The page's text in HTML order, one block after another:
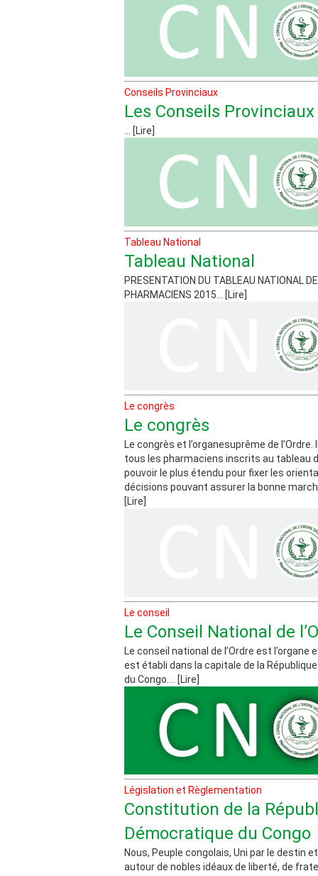
Conseils Provinciaux
Les Conseils Provinciaux
... [Lire]
Tableau National
Tableau National
PRESENTATION DU TABLEAU NATIONAL
PHARMACIENS 2015... [Lire]
Le congrès
Le congrès
Le congrès et l’organesuprême de
tous les pharmaciens inscrits au tableau
pouvoir le plus étendu pour fixer les
décisions pouvant assurer la bonne
[Lire]
Le conseil
Le Conseil National de
Le conseil national de l’Ordre est l’organe
est établi dans la capitale de la
du Congo.... [Lire]
Législation et Règlementation
Constitution de la
Démocratique du Congo
Nous, Peuple congolais, Uni par le destin
autour de nobles idéaux de liberté, de